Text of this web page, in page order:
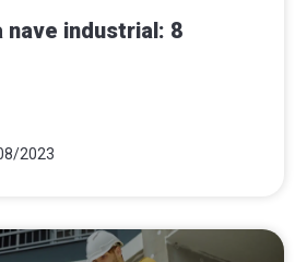
nave industrial: 8
2023